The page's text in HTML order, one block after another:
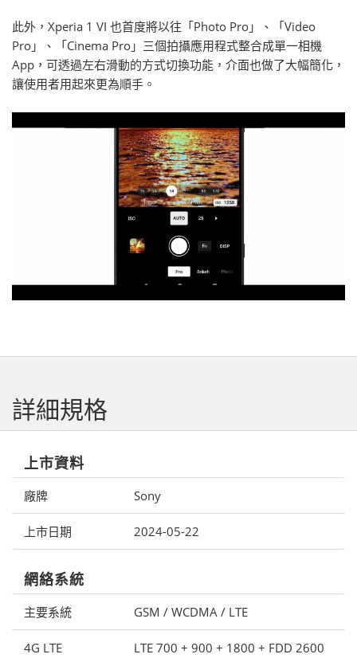
此外，Xperia 1 VI 也首度將以往「Photo Pro」、「Video
Pro」、「Cinema Pro」三個拍攝應用程式整合成單一相機
App，可透過左右滑動的方式切換功能，介面也做了大幅簡化，
讓使用者用起來更為順手。
詳細規格
上市資料
廠牌 Sony
上市日期 2024-05-22
網絡系統
主要系統 GSM / WCDMA / LTE
4G LTE
LTE 700 + 900 + 1800 + FDD 2600